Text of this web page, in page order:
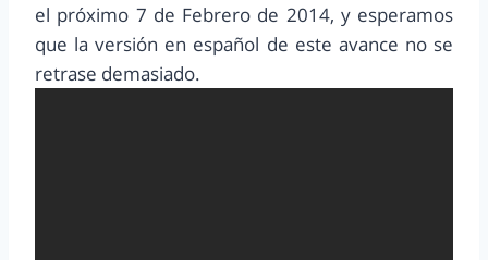
el próximo 7 de Febrero de 2014, y esperamos
que la versión en español de este avance no se
retrase demasiado.